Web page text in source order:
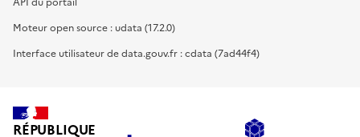
Moteur open source : udata (17.2.0)
Interface utilisateur de data.gouv.fr : cdata (7ad44f4)
RÉPUBLIQUE